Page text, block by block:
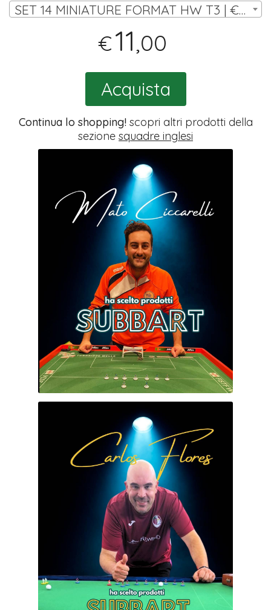
SET 14 MINIATURE FORMAT HW T3 | € 11,00
€11,00
Acquista
Continua lo shopping!scopri altri prodotti della
sezione squadre inglesi